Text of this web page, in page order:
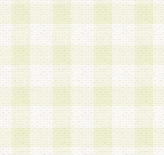
合は、速やかに当社所定
5.当社は、必要と認めた場
手段により登録情報の対
の内容が正確であること
うことができるものとます
6.会員は、会員登録後当社
して、当社指定の期間内
該期間内に更新手続きを
発行したポイントは失効